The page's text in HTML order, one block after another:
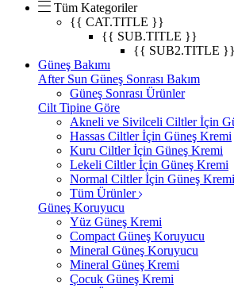
Tüm Kategoriler
{{ CAT.TITLE }}
{{ SUB.TITLE }}
{{ SUB2.TITLE }}
Güneş Bakımı
After Sun Güneş Sonrası Bakım
Güneş Sonrası Ürünler
Cilt Tipine Göre
Akneli ve Sivilceli Ciltler İçin
Hassas Ciltler İçin Güneş Kremi
Kuru Ciltler İçin Güneş Kremi
Lekeli Ciltler İçin Güneş Kremi
Normal Ciltler İçin Güneş Kremi
Tüm Ürünler
Güneş Koruyucu
Yüz Güneş Kremi
Compact Güneş Koruyucu
Mineral Güneş Koruyucu
Mineral Güneş Kremi
Çocuk Güneş Kremi